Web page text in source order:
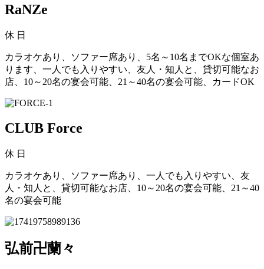
RaNZe
休 日
カラオケあり、ソファー席あり、5名～10名までOKな個室あ
ります、一人でも入りやすい、友人・知人と、貸切可能なお
店、10～20名の宴会可能、21～40名の宴会可能、カードOK
CLUB Force
休 日
カラオケあり、ソファー席あり、一人でも入りやすい、友
人・知人と、貸切可能なお店、10～20名の宴会可能、21～40
名の宴会可能
弘前卍蘭々